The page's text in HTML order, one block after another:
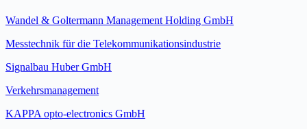
Wandel & Goltermann Management Holding GmbH
Messtechnik für die Telekommunikationsindustrie
Signalbau Huber GmbH
Verkehrsmanagement
KAPPA opto-electronics GmbH